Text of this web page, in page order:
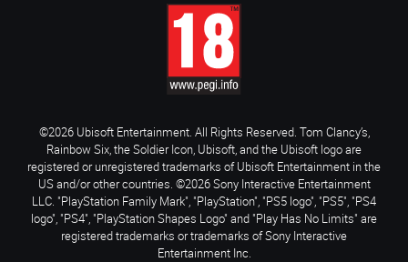
©2026 Ubisoft Entertainment. All Rights Reserved. Tom Clancy’s,
Rainbow Six, the Soldier Icon, Ubisoft, and the Ubisoft logo are
registered or unregistered trademarks of Ubisoft Entertainment in the
US and/or other countries. ©2026 Sony Interactive Entertainment
LLC. "PlayStation Family Mark", "PlayStation", "PS5 logo", "PS5", "PS4
logo", "PS4", "PlayStation Shapes Logo" and "Play Has No Limits" are
registered trademarks or trademarks of Sony Interactive
Entertainment Inc.